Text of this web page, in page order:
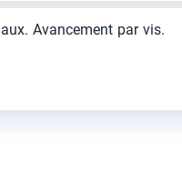
Avancement par vis.